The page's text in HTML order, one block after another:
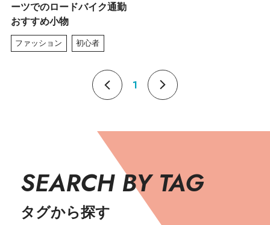
ーツでのロードバイク通勤
おすすめ小物
ファッション 初心者
1
SEARCH BY TAG
タグから探す